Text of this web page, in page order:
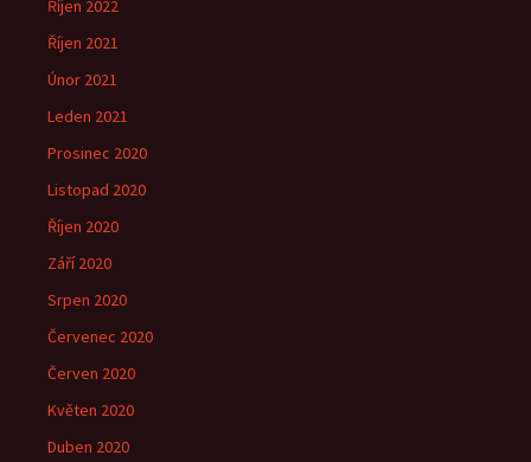
Říjen 2022
Říjen 2021
Únor 2021
Leden 2021
Prosinec 2020
Listopad 2020
Říjen 2020
Září 2020
Srpen 2020
Červenec 2020
Červen 2020
Květen 2020
Duben 2020